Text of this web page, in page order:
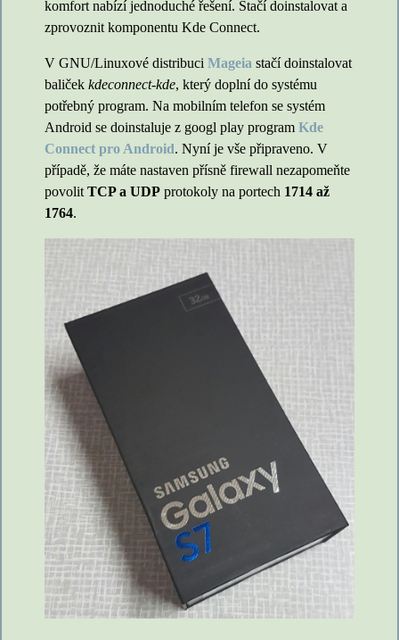
komfort nabízí jednoduché řešení. Stačí doinstalovat a
zprovoznit komponentu Kde Connect.
V GNU/Linuxové distribuci Mageia stačí doinstalovat
baliček kdeconnect-kde, který doplní do systému
potřebný program. Na mobilním telefon se systém
Android se doinstaluje z googl play program Kde
Connect pro Android. Nyní je vše připraveno. V
případě, že máte nastaven přísně firewall nezapomeňte
povolit TCP a UDP protokoly na portech 1714 až
1764.